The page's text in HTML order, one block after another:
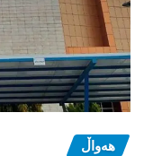
هەواڵ